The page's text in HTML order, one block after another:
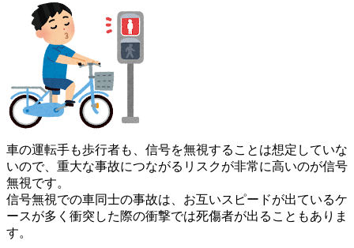
車の運転手も歩行者も、信号を無視することは想定していな
いので、重大な事故につながるリスクが非常に高いのが信号
無視です。
信号無視での車同士の事故は、お互いスピードが出ているケ
ースが多く衝突した際の衝撃では死傷者が出ることもありま
す。